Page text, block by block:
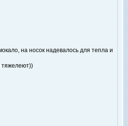
на носок надевалось для тепла и
тяжелеют))